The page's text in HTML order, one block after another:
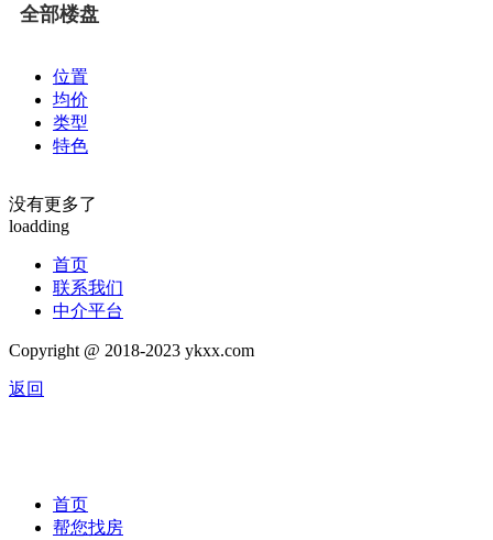
全部楼盘
位置
均价
类型
特色
没有更多了
loadding
首页
联系我们
中介平台
Copyright @ 2018-2023 ykxx.com
返回
首页
帮您找房